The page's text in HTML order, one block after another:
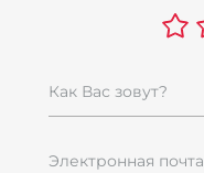
Как Вас зовут?
Электронная почта